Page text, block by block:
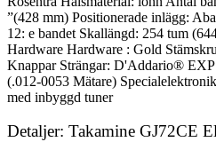
”(428 mm) Positionerade inlägg:
12: e bandet Skallängd: 254 tum
Hardware Hardware : Gold
Knappar Strängar: D'Addario®
(.012-0053 Mätare)
med inbyggd tuner
Detaljer: Takamine GJ72CE